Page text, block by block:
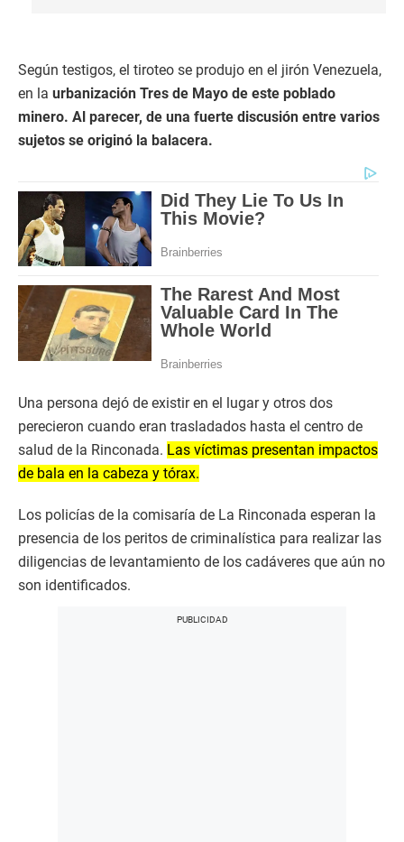
Según testigos, el tiroteo se produjo en el jirón Venezuela,
en la urbanización Tres de Mayo de este poblado
minero. Al parecer, de una fuerte discusión entre varios
sujetos se originó la balacera.
Una persona dejó de existir en el lugar y otros dos
perecieron cuando eran trasladados hasta el centro de
salud de la Rinconada. Las víctimas presentan impactos
de bala en la cabeza y tórax.
Los policías de la comisaría de La Rinconada esperan la
presencia de los peritos de criminalística para realizar las
diligencias de levantamiento de los cadáveres que aún no
son identificados.